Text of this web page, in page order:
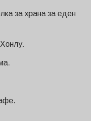
за храна за еден